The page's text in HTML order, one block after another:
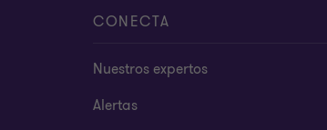
CONECTA
Nuestros expertos
Alertas